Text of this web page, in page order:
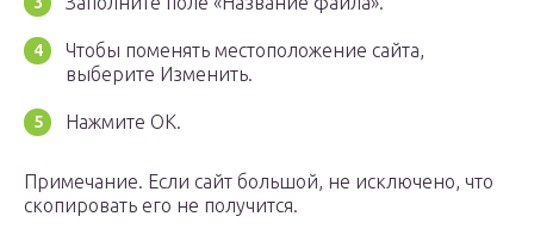
Чтобы поменять местоположение сайта,
выберите Изменить.
Нажмите ОК.
Примечание. Если сайт большой, не исключено, что
скопировать его не получится.